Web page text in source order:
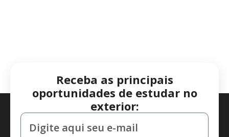
Receba as principais
oportunidades de estudar no
exterior: